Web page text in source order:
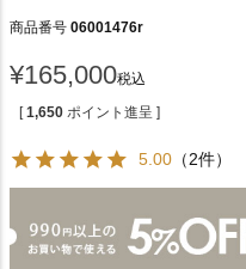
商品番号 06001476r
¥165,000税込
[ 1,650 ポイント進呈 ]
5.00 （2件）